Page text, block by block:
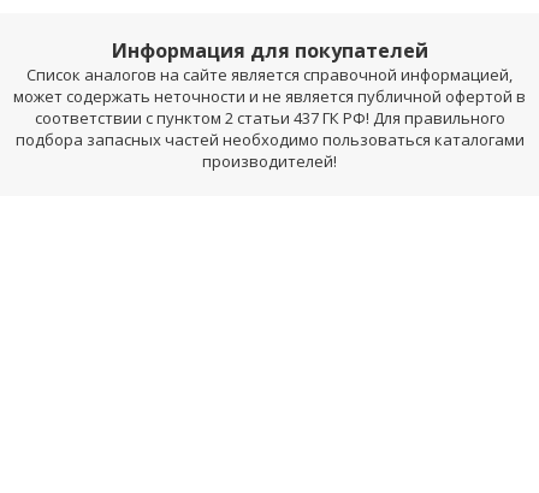
Информация для покупателей
Список аналогов на сайте является справочной информацией,
может содержать неточности и не является публичной офертой в
соответствии с пунктом 2 статьи 437 ГК РФ! Для правильного
подбора запасных частей необходимо пользоваться каталогами
производителей!